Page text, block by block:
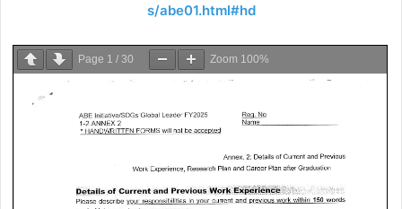
s/abe01.html#hd
Page 1 / 30 Zoom 100%